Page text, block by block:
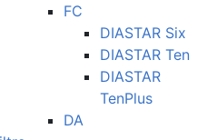
FC
DIASTAR Six
DIASTAR Ten
DIASTAR
TenPlus
DA